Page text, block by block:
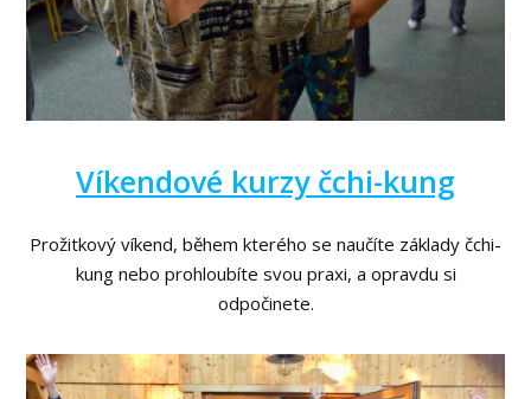
Víkendové kurzy čchi-kung
Prožitkový víkend, během kterého se naučíte základy čchi-
kung nebo prohloubíte svou praxi, a opravdu si
odpočinete.